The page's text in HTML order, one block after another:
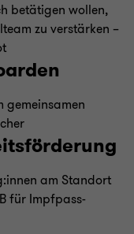
betätigen wollen,
zu verstärken –
gemeinsamen
am Standort
für Impfpass-